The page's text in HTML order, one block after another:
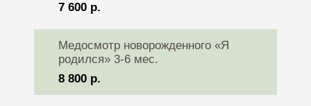
8 800 р.
Медосмотр новорожденного «Я
родился» 3-6 мес.
7 600 р.